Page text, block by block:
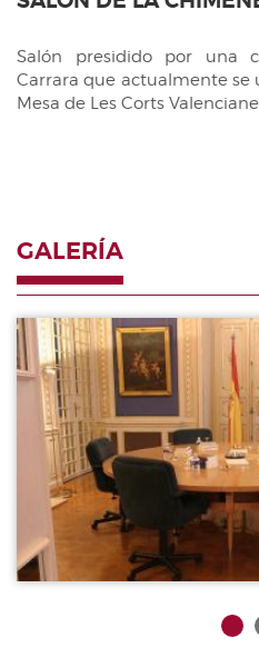
FUNCIONES
Control e Impulso
Legislativa
VISITA LAS CORTS
GALERÍA FOTOGRÁFICA
HEMICICLO INTERACTIVO
Salón presidido por una
Carrara que actualmente se
Mesa de Les Corts
GALERÍA
Galería